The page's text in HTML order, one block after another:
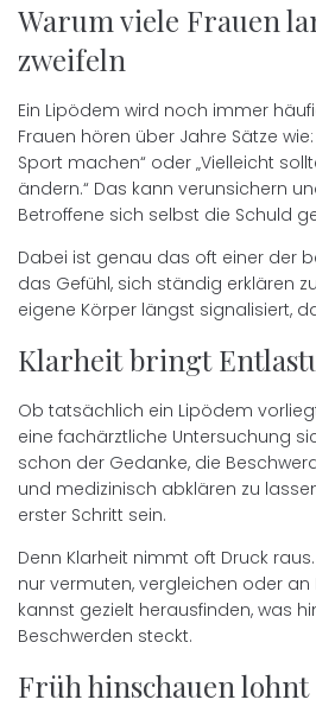
Warum viele Frauen
zweifeln
Ein Lipödem wird noch immer
Frauen hören über Jahre Sätze
Sport machen“ oder „Vielleicht
ändern.“ Das kann verunsichern
Betroffene sich selbst die Schuld
Dabei ist genau das oft einer der
das Gefühl, sich ständig erklären
eigene Körper längst signalisiert,
Klarheit bringt
Ob tatsächlich ein Lipödem
eine fachärztliche Untersuchung
schon der Gedanke, die
und medizinisch abklären zu
erster Schritt sein.
Denn Klarheit nimmt oft Druck
nur vermuten, vergleichen oder an
kannst gezielt herausfinden, was
Beschwerden steckt.
Früh hinschauen lohnt